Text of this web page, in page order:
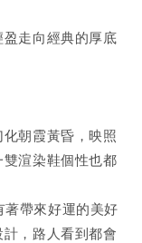
走向經典的厚底
朝霞黃昏，映照
渲染鞋個性也都
著帶來好運的美好
，路人看到都會